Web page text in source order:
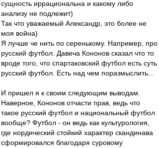
сущность иррациональна и какому либо
анализу не подлежит)
Так что уважаемый Александр, это более не
моя война)
Я лучше че нить по серенькому. Например, про
русский футбол. Давеча Кононов сказал что то
вроде того, что спартаковский футбол есть суть
русский футбол. Есть над чем поразмыслить...
И пришел я к своим следующим выводам.
Наверное, Кононов отчасти прав, ведь что
такое русский футбол и национальный футбол
вообще? Футбол - он ведь как культурология,
где нордический стойкий характер скандинава
сформировался благодаря суровому